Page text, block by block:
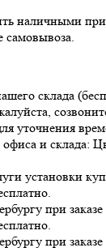
наличными
самовывоза.
склада
уточнения
и склада:
установки
при
при